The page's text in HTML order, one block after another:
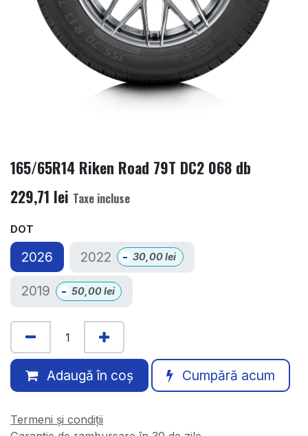
165/65R14 Riken Road 79T DC2 068 db
229,71 lei Taxe incluse
DOT
2026 2022 - 30,00lei
2019 - 50,00lei
Adaugă în coș Cumpără acum
Termeni și condiții